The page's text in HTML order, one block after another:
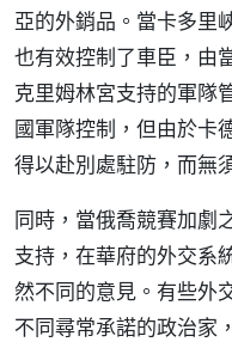
亞的外銷品。當卡多里
也有效控制了車臣，由
克里姆林宮支持的軍隊
國軍隊控制，但由於卡
得以赴別處駐防，而無
同時，當俄喬競賽加劇
支持，在華府的外交系
然不同的意見。有些外
不同尋常承諾的政治家